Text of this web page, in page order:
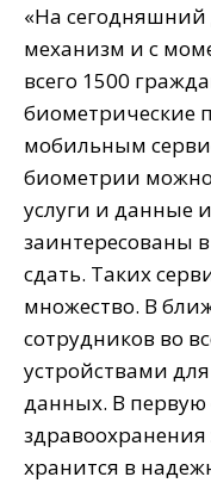
«На
механизм и с
всего 1500
биометрические
мобильным
биометрии можно
услуги и данные
заинтересованы
сдать. Таких
множество. В
сотрудников во
устройствами
данных. В
здравоохранения
хранится в